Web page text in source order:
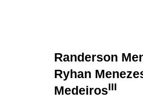
Randerson
Ryhan
MedeirosIII